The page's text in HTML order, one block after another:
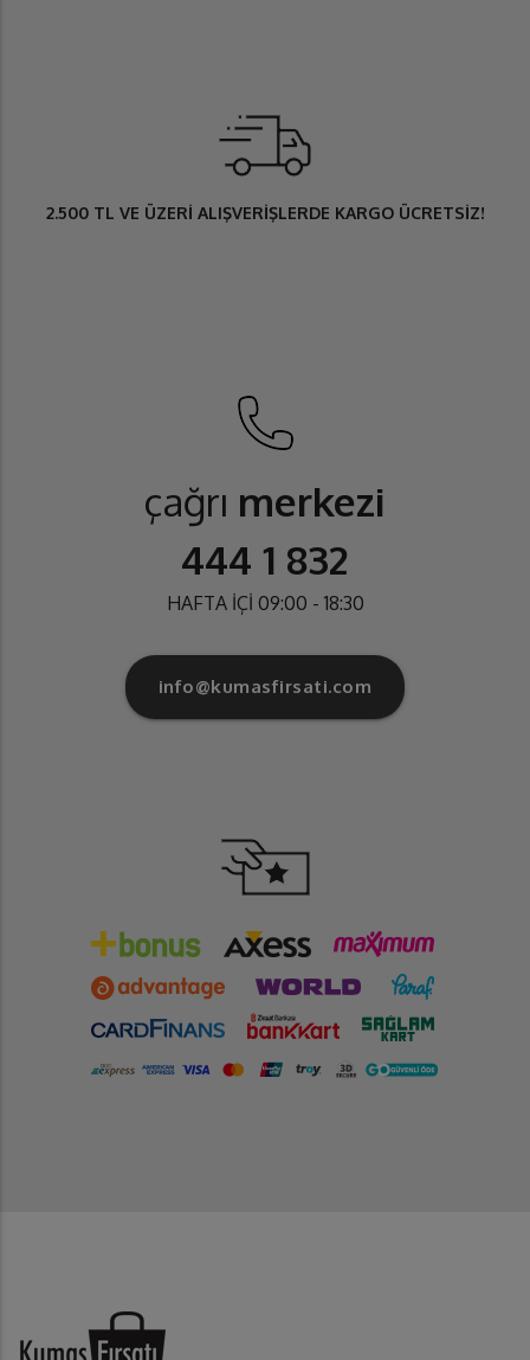
2.500 TL VE ÜZERİ ALIŞVERİŞLERDE KARGO ÜCRETSİZ!
çağrı merkezi
444 1 832
HAFTA İÇİ 09:00 - 18:30
info@kumasfirsati.com